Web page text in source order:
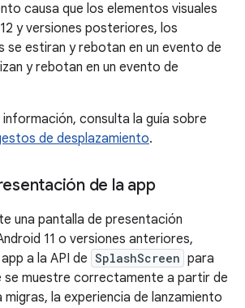
causa que los elementos visuales
y versiones posteriores, los
se estiran y rebotan en un evento de
y rebotan en un evento de
consulta la guía sobre
de desplazamiento.
de la app
una pantalla de presentación
11 o versiones anteriores,
a la API de SplashScreen para
se muestre correctamente a partir de
migras, la experiencia de lanzamiento